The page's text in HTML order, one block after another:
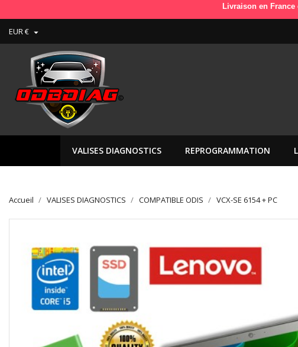
Livraison en France en 48h
EUR € 
VALISES DIAGNOSTICS REPROGRAMMATION
Accueil VALISES DIAGNOSTICS COMPATIBLE ODIS VCX-SE 6154 + PC